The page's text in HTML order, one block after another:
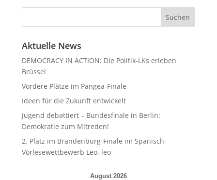
Aktuelle News
DEMOCRACY IN ACTION: Die Politik-LKs erleben
Brüssel
Vordere Plätze im Pangea-Finale
Ideen für die Zukunft entwickelt
Jugend debattiert – Bundesfinale in Berlin:
Demokratie zum Mitreden!
2. Platz im Brandenburg-Finale im Spanisch-
Vorlesewettbewerb Leo, leo
August 2026